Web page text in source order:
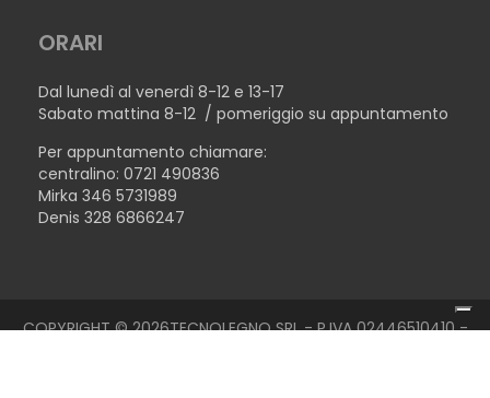
ORARI
Dal lunedì al venerdì 8-12 e 13-17
Sabato mattina 8-12 / pomeriggio su appuntamento
Per appuntamento chiamare:
centralino: 0721 490836
Mirka 346 5731989
Denis 328 6866247
COPYRIGHT © 2026TECNOLEGNO SRL - P.IVA 02446510410 -